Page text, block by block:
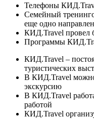
Телефоны
Cемейный
еще одно
КИД.Travel провел
Программы
КИД.Travel –
туристических
В КИД.Travel
экскурсию
В КИД.Travel
работой
КИД.Travel